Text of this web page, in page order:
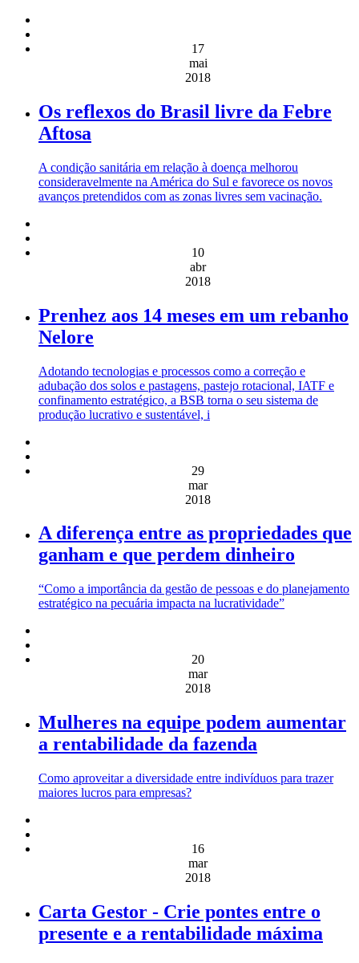
17
mai
2018
Os reflexos do Brasil livre da Febre
Aftosa
A condição sanitária em relação à doença melhorou
consideravelmente na América do Sul e favorece os novos
avanços pretendidos com as zonas livres sem vacinação.
10
abr
2018
Prenhez aos 14 meses em um rebanho
Nelore
Adotando tecnologias e processos como a correção e
adubação dos solos e pastagens, pastejo rotacional, IATF e
confinamento estratégico, a BSB torna o seu sistema de
produção lucrativo e sustentável, i
29
mar
2018
A diferença entre as propriedades que
ganham e que perdem dinheiro
“Como a importância da gestão de pessoas e do planejamento
estratégico na pecuária impacta na lucratividade”
20
mar
2018
Mulheres na equipe podem aumentar
a rentabilidade da fazenda
Como aproveitar a diversidade entre indivíduos para trazer
maiores lucros para empresas?
16
mar
2018
Carta Gestor - Crie pontes entre o
presente e a rentabilidade máxima